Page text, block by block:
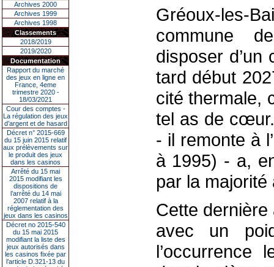
Archives 2000
Archives 1999
Archives 1998
Classements
2018/2019
2019/2020
Documentation
Rapport du marché
des jeux en ligne en
France, 4eme
trimestre 2020 -
18/03/2021
Cour des comptes -
La régulation des jeux
d’argent et de hasard
Décret n° 2015-669
du 15 juin 2015 relatif
aux prélèvements sur
le produit des jeux
dans les casinos
Arrêté du 15 mai
2015 modifiant les
dispositions de
l’arrêté du 14 mai
2007 relatif à la
réglementation des
jeux dans les casinos
Décret no 2015-540
du 15 mai 2015
modifiant la liste des
jeux autorisés dans
les casinos fixée par
l’article D.321-13 du
Gréoux-les-
commune
disposer
tard début
cité thermale,
tel as de
- il remonte à
à 1995) - a,
par la majorité
Cette dernière
avec un
l’occurrence